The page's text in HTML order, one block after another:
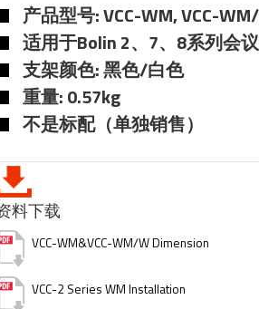
产品型号: VCC-WM, VCC-
适用于Bolin 2、7、8系列会
支架颜色: 黑色/白色
重量: 0.57kg
不是标配（单独销售）
料下载
VCC-WM&VCC-WM/W Dimension
VCC-2 Series WM Installation